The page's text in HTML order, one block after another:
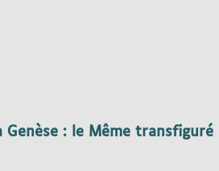
Genèse : le Même transfiguré